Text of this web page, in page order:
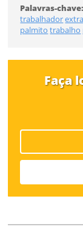
Palavras-
trabalhador
palmito trabalho
Faça
Limite de
Status